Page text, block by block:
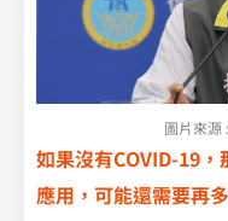
圖片來源
如果沒有COVID-19
應用，可能還需要再